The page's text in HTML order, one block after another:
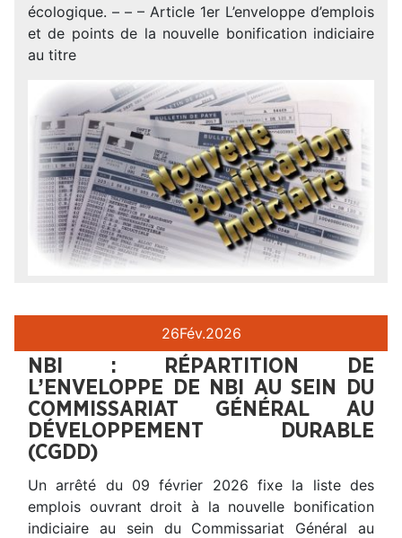
écologique. – – – Article 1er L’enveloppe d’emplois
et de points de la nouvelle bonification indiciaire
au titre
26Fév.2026
NBI : RÉPARTITION DE
L’ENVELOPPE DE NBI AU SEIN DU
COMMISSARIAT GÉNÉRAL AU
DÉVELOPPEMENT DURABLE
(CGDD)
Un arrêté du 09 février 2026 fixe la liste des
emplois ouvrant droit à la nouvelle bonification
indiciaire au sein du Commissariat Général au